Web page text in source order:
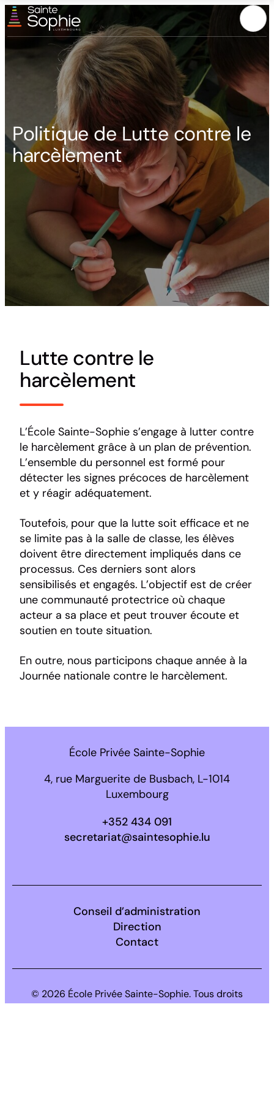
Menu
Politique de Lutte contre le
harcèlement
Lutte contre le
harcèlement
L’École Sainte-Sophie s’engage à lutter contre
le harcèlement grâce à un plan de prévention.
L’ensemble du personnel est formé pour
détecter les signes précoces de harcèlement
et y réagir adéquatement.
Toutefois, pour que la lutte soit efficace et ne
se limite pas à la salle de classe, les élèves
doivent être directement impliqués dans ce
processus. Ces derniers sont alors
sensibilisés et engagés. L’objectif est de créer
une communauté protectrice où chaque
acteur a sa place et peut trouver écoute et
soutien en toute situation.
En outre, nous participons chaque année à la
Journée nationale contre le harcèlement.
École Privée Sainte-Sophie
4, rue Marguerite de Busbach, L-1014
Luxembourg
+352 434 091
secretariat@saintesophie.lu
Conseil d’administration
Direction
Contact
© 2026 École Privée Sainte-Sophie. Tous droits
réservés.